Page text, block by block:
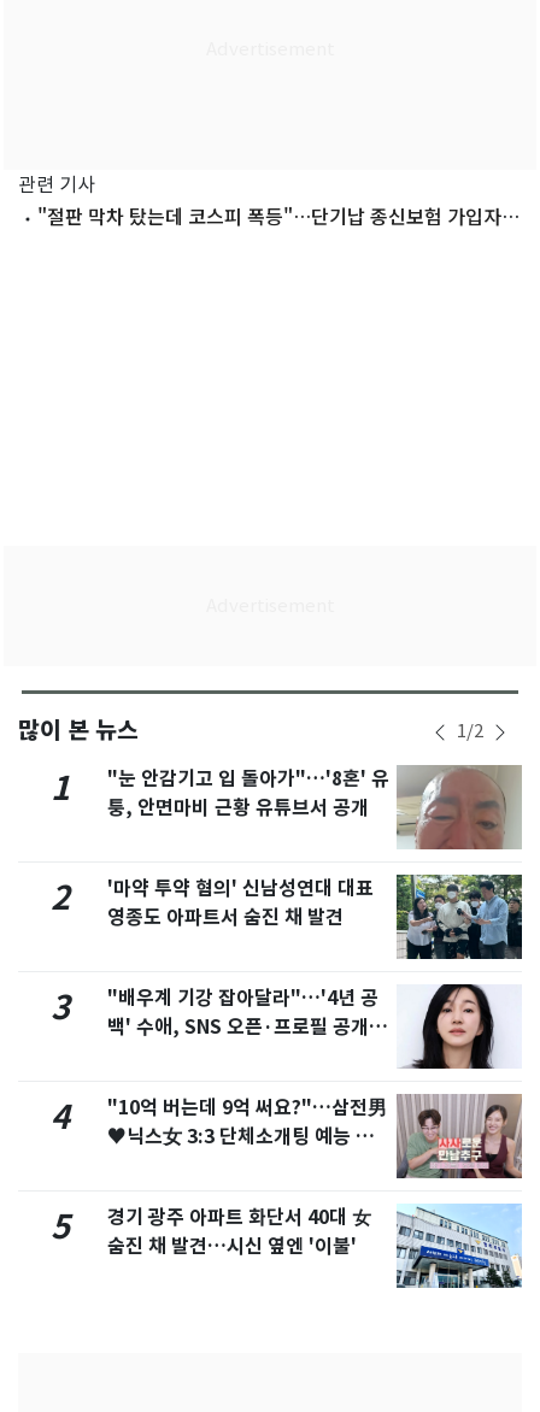
관련 기사
"절판 막차 탔는데 코스피 폭등"…단기납 종신보험 가입자들
많이 본 뉴스 1/2
1
"눈 안감기고 입 돌아가"…'8혼' 유
퉁, 안면마비 근황 유튜브서 공개
2
'마약 투약 혐의' 신남성연대 대표
영종도 아파트서 숨진 채 발견
3
"배우계 기강 잡아달라"…'4년 공
백' 수애, SNS 오픈·프로필 공개
4
"10억 버는데 9억 써요?"…삼전男
♥닉스女 3:3 단체소개팅 예능 화
5
경기 광주 아파트 화단서 40대 女
숨진 채 발견…시신 옆엔 '이불'